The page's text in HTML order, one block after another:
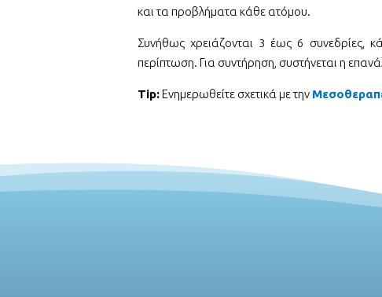
και τα προβλήματα κάθε ατόμου.
Συνήθως χρειάζονται 3 έως 6 συνεδρίες,
περίπτωση. Για συντήρηση, συστήνεται η
Tip:Ενημερωθείτε σχετικά με την